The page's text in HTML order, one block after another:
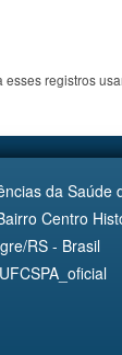
esses registros
da Saúde
Centro
RS - Brasil